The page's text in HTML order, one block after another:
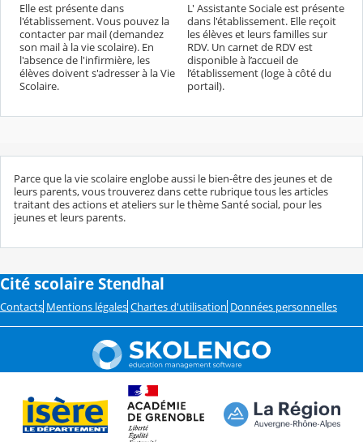
Elle est présente dans
l'établissement. Vous pouvez la
contacter par mail (demandez
son mail à la vie scolaire). En
l'absence de l'infirmière, les
élèves doivent s'adresser à la Vie
Scolaire.
L' Assistante Sociale est présente
dans l'établissement. Elle reçoit
les élèves et leurs familles sur
RDV. Un carnet de RDV est
disponible à l’accueil de
l’établissement (loge à côté du
portail).
Parce que la vie scolaire englobe aussi le bien-être des jeunes et de
leurs parents, vous trouverez dans cette rubrique tous les articles
traitant des actions et ateliers sur le thème Santé social, pour les
jeunes et leurs parents.
Cité scolaire Stendhal
Contacts Mentions légales Chartes d'utilisation Données personnelles